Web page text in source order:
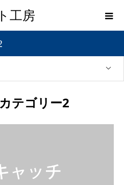
工房
テゴリー2